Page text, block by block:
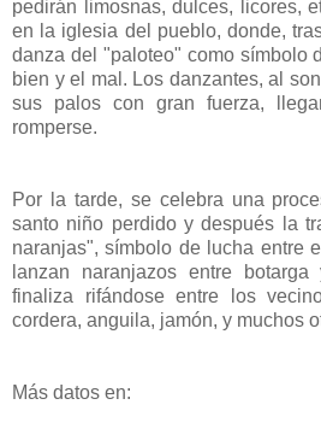
pedirán limosnas, dulces, licores,
en la iglesia del pueblo, donde,
danza del "paloteo" como símbolo
bien y el mal. Los danzantes, al
sus palos con gran fuerza,
romperse.
Por la tarde, se celebra una
santo niño perdido y después la
naranjas", símbolo de lucha entre
lanzan naranjazos entre
finaliza rifándose entre los
cordera, anguila, jamón, y muchos
Más datos en: